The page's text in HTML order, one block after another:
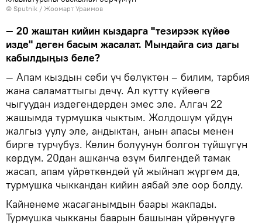
© Sputnik / Жоомарт Ураимов
— 20 жаштан кийин кыздарга "тезирээк күйөө
изде" деген басым жасалат. Мындайга сиз дагы
кабылдыңыз беле?
— Апам кыздын себи үч бөлүктөн – билим, тарбия
жана саламаттыгы дечү. Ал кутту күйөөгө
чыгуудан издегендерден эмес эле. Алгач 22
жашымда турмушка чыктым. Жолдошум үйдүн
жалгыз уулу эле, андыктан, анын апасы менен
бирге турчубуз. Келин болуунун болгон түйшүгүн
көрдүм. 20дан ашканча өзүм билгендей тамак
жасап, апам үйрөткөндөй үй жыйнап жүргөм да,
турмушка чыккандан кийин аябай эле оор болду.
Кайненеме жасаганымдын баары жакпады.
Турмушка чыкканы баарын башынан үйрөнүүгө